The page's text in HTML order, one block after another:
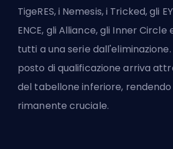
TigeRES, i Nemesis, i Tricked, gli
ENCE, gli Alliance, gli Inner Circle
tutti a una serie
posto di qualificazione arriva
del tabellone inferiore,
rimanente cruciale.